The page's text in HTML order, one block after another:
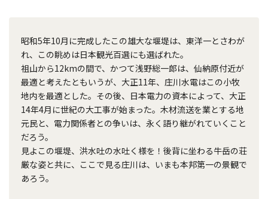
昭和5年10月に完成したこの雄大な堰堤は、東洋一とさわが
れ、この眺めは日本観光百選にも選ばれた。
祖山から12kmの間で、かつて浅野総一郎は、仙納原付近が
最適と考えたともいうが、大正11年、庄川水電はこの小牧
地内を最適とした。その後、日本電力の資本によって、大正
14年4月に世紀の大工事が始まった。木材流送を業とする地
元民と、電力関係者との争いは、永く語り継がれていくこと
だろう。
見よこの堰堤、洪水吐の水吐く様を！後背に坐わる牛岳の荘
厳な姿と共に、ここで見る庄川は、いまも本邦第一の景観で
あろう。